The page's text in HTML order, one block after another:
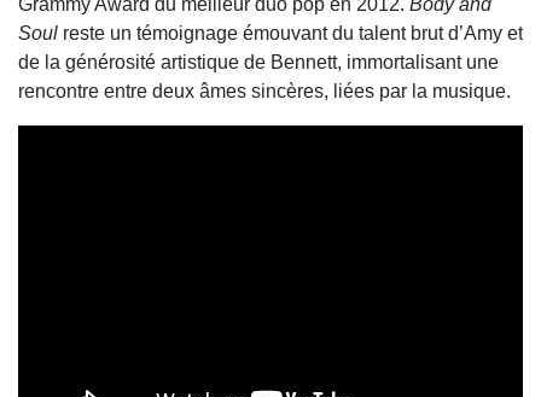
Soul reste un témoignage émouvant du talent brut d’Amy et
de la générosité artistique de Bennett, immortalisant une
rencontre entre deux âmes sincères, liées par la musique.